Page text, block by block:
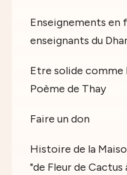
Enseignements en
enseignants du
Etre solide comme
Poème de Thay
Faire un don
Histoire de la
"de Fleur de Cactus